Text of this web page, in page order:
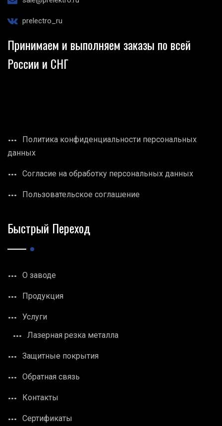
prelectro_ru
Принимаем и выполняем заказы по всей
России и СНГ
Политика конфиденциальности персональных
данных
Согласие на обработку персональных данных
Пользовательское соглашение
Быстрый Переход
О заводе
Продукция
Услуги
Лазерная резка металла
Защитные покрытия
Обратная связь
Контакты
Сертификаты